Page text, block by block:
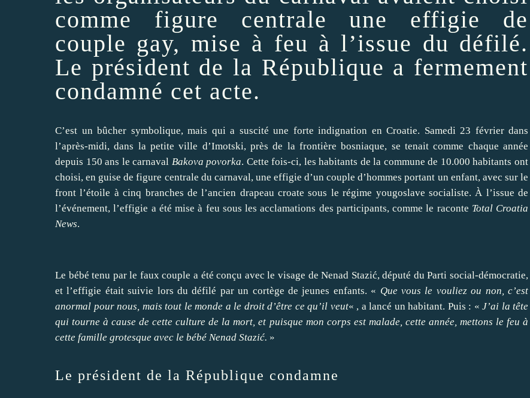
comme figure centrale une effigie de
couple gay, mise à feu à l’issue du défilé.
Le président de la République a fermement
condamné cet acte.
C’est un bûcher symbolique, mais qui a suscité une forte indignation en Croatie. Samedi 23 février dans
l’après-midi, dans la petite ville d’Imotski, près de la frontière bosniaque, se tenait comme chaque année
depuis 150 ans le carnaval Bakova povorka. Cette fois-ci, les habitants de la commune de 10.000 habitants ont
choisi, en guise de figure centrale du carnaval, une effigie d’un couple d’hommes portant un enfant, avec sur le
front l’étoile à cinq branches de l’ancien drapeau croate sous le régime yougoslave socialiste. À l’issue de
l’événement, l’effigie a été mise à feu sous les acclamations des participants, comme le raconte Total Croatia
News.
Le bébé tenu par le faux couple a été conçu avec le visage de Nenad Stazić, député du Parti social-démocratie,
et l’effigie était suivie lors du défilé par un cortège de jeunes enfants. « Que vous le vouliez ou non, c’est
anormal pour nous, mais tout le monde a le droit d’être ce qu’il veut« , a lancé un habitant. Puis : « J’ai la tête
qui tourne à cause de cette culture de la mort, et puisque mon corps est malade, cette année, mettons le feu à
cette famille grotesque avec le bébé Nenad Stazić. »
Le président de la République condamne